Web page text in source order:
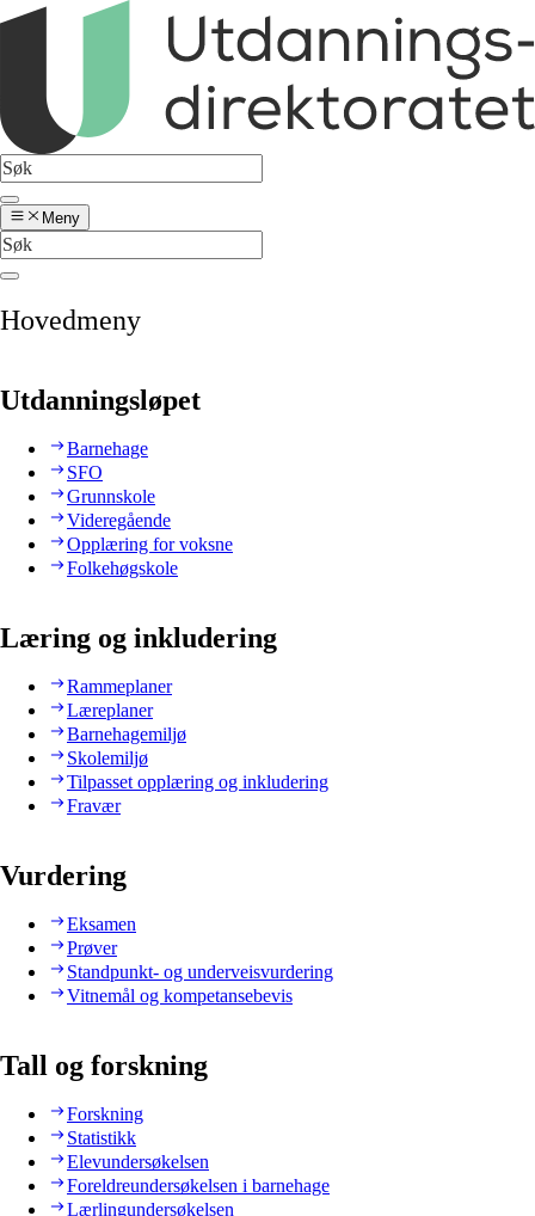
Meny
Hovedmeny
Utdanningsløpet
Barnehage
SFO
Grunnskole
Videregående
Opplæring for voksne
Folkehøgskole
Læring og inkludering
Rammeplaner
Læreplaner
Barnehagemiljø
Skolemiljø
Tilpasset opplæring og inkludering
Fravær
Vurdering
Eksamen
Prøver
Standpunkt- og underveisvurdering
Vitnemål og kompetansebevis
Tall og forskning
Forskning
Statistikk
Elevundersøkelsen
Foreldreundersøkelsen i barnehage
Lærlingundersøkelsen